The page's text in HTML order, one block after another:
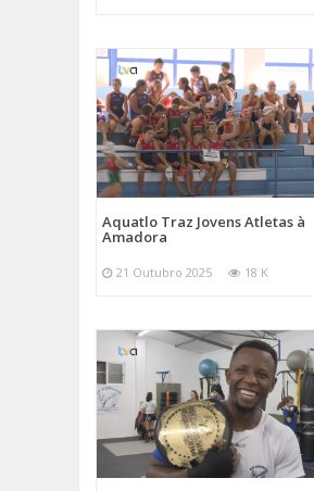
Aquatlo Traz Jovens Atletas à
Amadora
21 Outubro 2025 18 K